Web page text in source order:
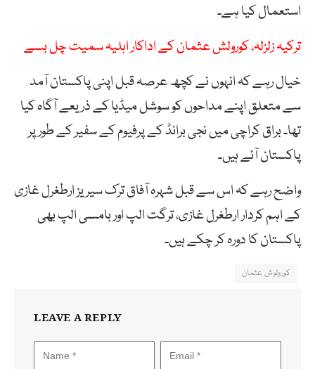
استعمال کیا ہے۔
ترکیہ زلزلہ، کورولش عثمان کے اداکار اہلیہ سمیت چل بسے
خیال رہے کہ انہوں نے کچھ عرصہ قبل اپنی پاکستان آمد
سے متعلق اپنے مداحوں کو سوشل میڈیا کے ذریعے آگاہ کیا
تھا۔ براق کراچی میں نجی برانڈ کے پرفیوم کے سفیر کے طور پر
پاکستان آئے ہیں۔
واضح رہے کہ اس سے قبل شہرہ آفاق ترک سیریز ارطغرل غازی
کے اہم کردار ارطغرل غازی، ترگت الپ اور بامسی الپ بھی
پاکستان کا دورہ کر چکے ہیں۔
کورولوش عثمان
LEAVE A REPLY